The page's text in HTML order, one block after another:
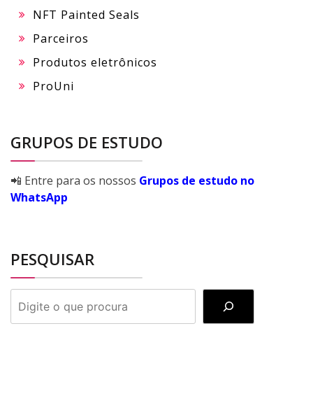
NFT Painted Seals
Parceiros
Produtos eletrônicos
ProUni
GRUPOS DE ESTUDO
📲 Entre para os nossos Grupos de estudo no
WhatsApp
PESQUISAR
PESQUISAR